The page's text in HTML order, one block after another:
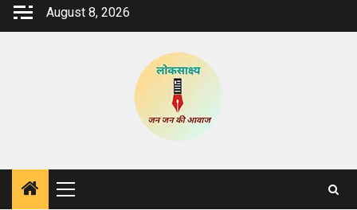
Skip
August 8, 2026
Primary